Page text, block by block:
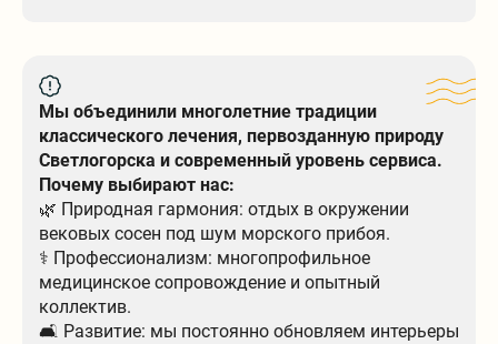
Мы объединили многолетние традиции
классического лечения, первозданную природу
Светлогорска и современный уровень сервиса.
Почему выбирают нас:
🌿 Природная гармония: отдых в окружении
вековых сосен под шум морского прибоя.
⚕️ Профессионализм: многопрофильное
медицинское сопровождение и опытный
коллектив.
🛋 Развитие: мы постоянно обновляем интерьеры